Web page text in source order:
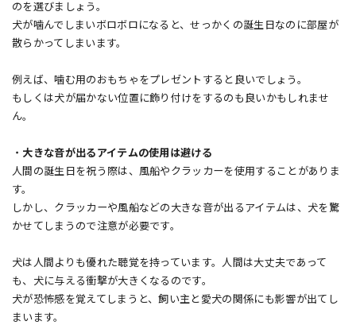
のを選びましょう。
犬が噛んでしまいボロボロになると、せっかくの誕生日なのに部屋が
散らかってしまいます。
例えば、噛む用のおもちゃをプレゼントすると良いでしょう。
もしくは犬が届かない位置に飾り付けをするのも良いかもしれませ
ん。
・ 大きな音が出るアイテムの使用は避ける
人間の誕生日を祝う際は、風船やクラッカーを使用することがありま
す。
しかし、クラッカーや風船などの大きな音が出るアイテムは、犬を驚
かせてしまうので注意が必要です。
犬は人間よりも優れた聴覚を持っています。人間は大丈夫であって
も、犬に与える衝撃が大きくなるのです。
犬が恐怖感を覚えてしまうと、飼い主と愛犬の関係にも影響が出てし
まいます。